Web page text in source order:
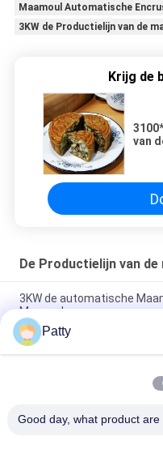
Maamoul Automatische
3KW de Productielijn van de
Krijg de
van
De Productielijn van de
3KW de automatische
Maancake
de Machines van de het
SS304 voor Maancake
De autoproductielijn van
Patty
Good day, what product